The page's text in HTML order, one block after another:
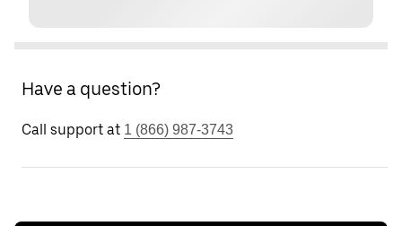
Have a question?
Call support at 1 (866) 987-3743